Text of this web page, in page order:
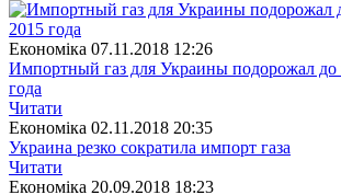
Економіка 07.11.2018 12:26
Импортный газ для Украины подорожал до
года
Читати
Економіка 02.11.2018 20:35
Украина резко сократила импорт газа
Читати
Економіка 20.09.2018 18:23